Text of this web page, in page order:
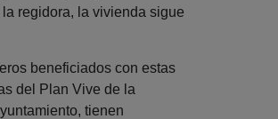
regidora, la vivienda sigue
beneficiados con estas
del Plan Vive de la
tienen